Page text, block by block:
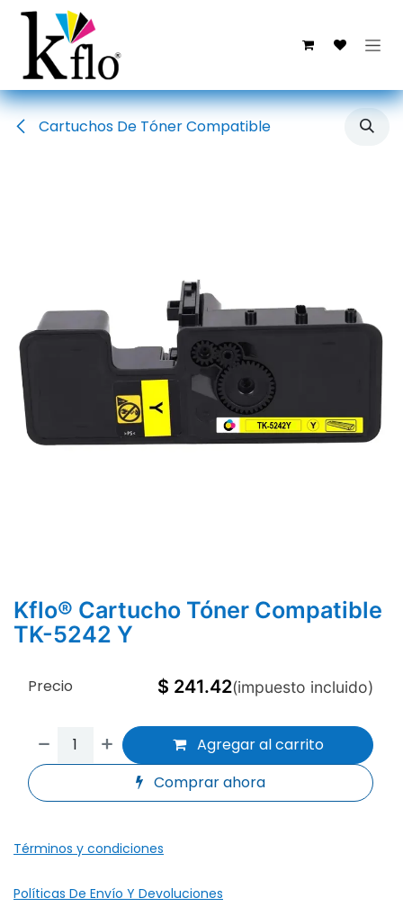
Ir al contenido
Cartuchos De Tóner Compatible
Kflo® Cartucho Tóner Compatible
TK-5242 Y
Agregar al carrito
Comprar ahora
Precio $ 241.42(impuesto incluido)
Términos y condiciones
Políticas De Envío Y Devoluciones